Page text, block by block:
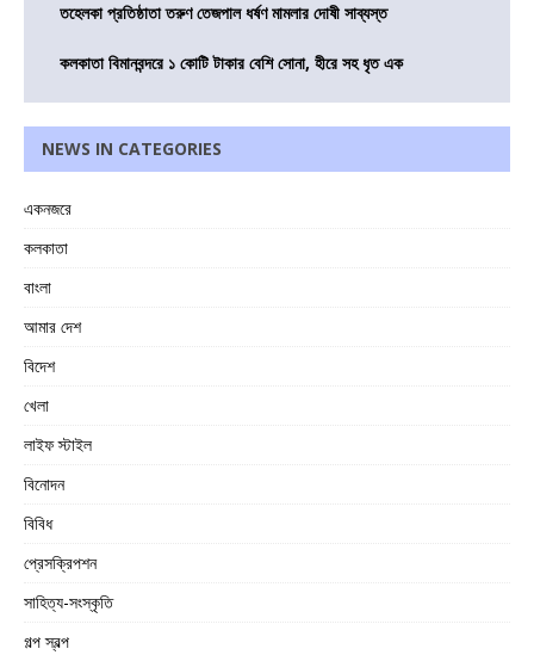
তহেলকা প্রতিষ্ঠাতা তরুণ তেজপাল ধর্ষণ মামলার দোষী সাব্যস্ত
কলকাতা বিমানবন্দরে ১ কোটি টাকার বেশি সোনা, হীরে সহ ধৃত এক
NEWS IN CATEGORIES
একনজরে
কলকাতা
বাংলা
আমার দেশ
বিদেশ
খেলা
লাইফ স্টাইল
বিনোদন
বিবিধ
প্রেসক্রিপশন
সাহিত্য-সংস্কৃতি
গল্প স্বল্প